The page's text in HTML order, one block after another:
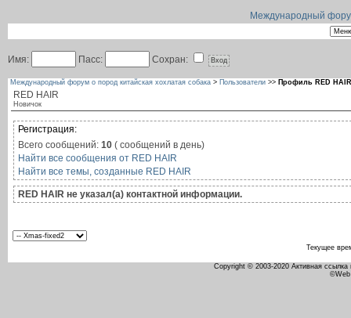
Международный
Имя: Пасс: Сохран:
Международный форум о пород китайская хохлатая собака > Пользователи >> Профиль RED HAIR
RED HAIR
Новичок
Регистрация:
Всего сообщений: 10 ( сообщений в день)
Найти все сообщения от RED HAIR
Найти все темы, созданные RED HAIR
RED HAIR не указал(а) контактной информации.
Текущее
Copyright © 2003-2020 Активная ссылка